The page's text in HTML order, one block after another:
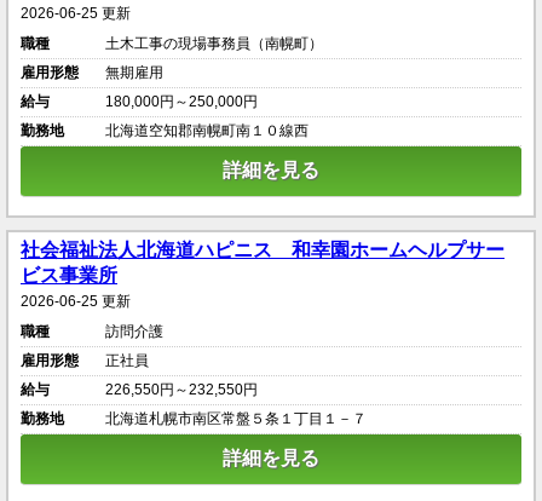
2026-06-25 更新
職種
土木工事の現場事務員（南幌町）
雇用形態
無期雇用
給与
180,000円～250,000円
勤務地
北海道空知郡南幌町南１０線西
詳細を見る
社会福祉法人北海道ハピニス 和幸園ホームヘルプサー
ビス事業所
2026-06-25 更新
職種
訪問介護
雇用形態
正社員
給与
226,550円～232,550円
勤務地
北海道札幌市南区常盤５条１丁目１－７
詳細を見る